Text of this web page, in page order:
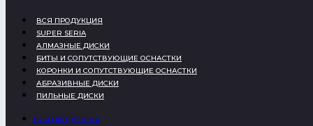
ВСЯ ПРОДУКЦИЯ
SUPER SERIA
АЛМАЗНЫЕ ДИСКИ
БИТЫ И СОПУТСТВУЮЩИЕ ОСНАСТКИ
КОРОНКИ И СОПУТСТВУЮЩИЕ ОСНАСТКИ
АБРАЗИВНЫЕ ДИСКИ
ПИЛЬНЫЕ ДИСКИ
ВСЯ ПРОДУКЦИЯ